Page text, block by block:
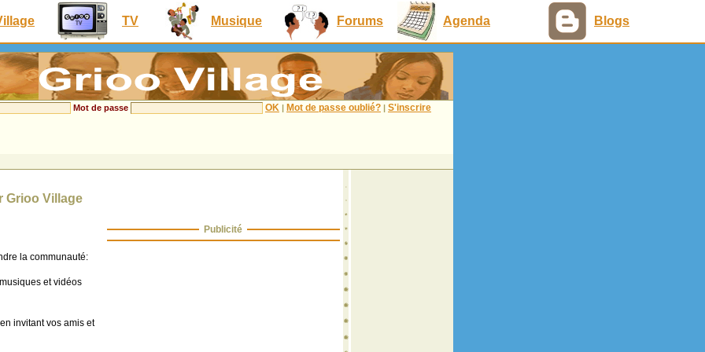
TV Musique Forums Agenda Blogs
Mot de passe OK | Mot de passe oublié? | S'inscrire
Grioo Village
la communauté:
et vidéos
invitant vos amis et
Publicité